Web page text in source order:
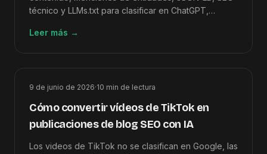
técnico y LLMs.txt para clasificar en ChatGPT,
Leer más →
9 de junio de 2026·10 min de lectura
Cómo convertir vídeos de TikTok en
publicaciones de blog SEO con IA
Los videos de TikTok no se clasifican en Google, las